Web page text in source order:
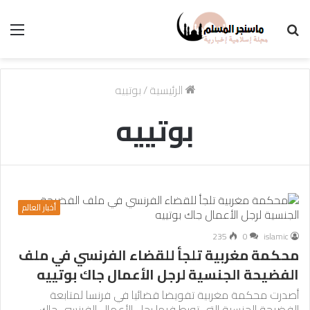
الرئيسية/بوتييه
بوتييه
أخبار العالم
islamic
0
235
محكمة مغربية تلجأ للقضاء الفرنسي في ملف
الفضيحة الجنسية لرجل الأعمال جاك بوتييه
أصدرت محكمة مغربية تفويضا قضائيا في فرنسا لمتابعة